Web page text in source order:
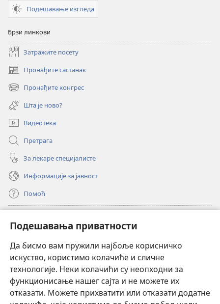
Подешавања приватности
Да бисмо вам пружили најбоље корисничко
искуство, користимо колачиће и сличне
технологије. Неки колачићи су неопходни за
функционисање нашег сајта и не можете их
отказати. Можете прихватити или отказати додатне
Подешавање изгледа
Брзи линкови
Затражите посету
Пронађите састанак
(отвара
нови
прозор)
Пронађите конгрес
(отвара
нови
прозор)
Шта је ново?
Видеотека
Претрага
За лекаре специјалисте
Информације за јавност
Помоћ
(отвара
нови
прозор)ОНЛАЈН БИБЛИОТЕКА Watchtower
(отвара
нови
прозор)JW Hub®
(отвара
нови
прозор)JW Library